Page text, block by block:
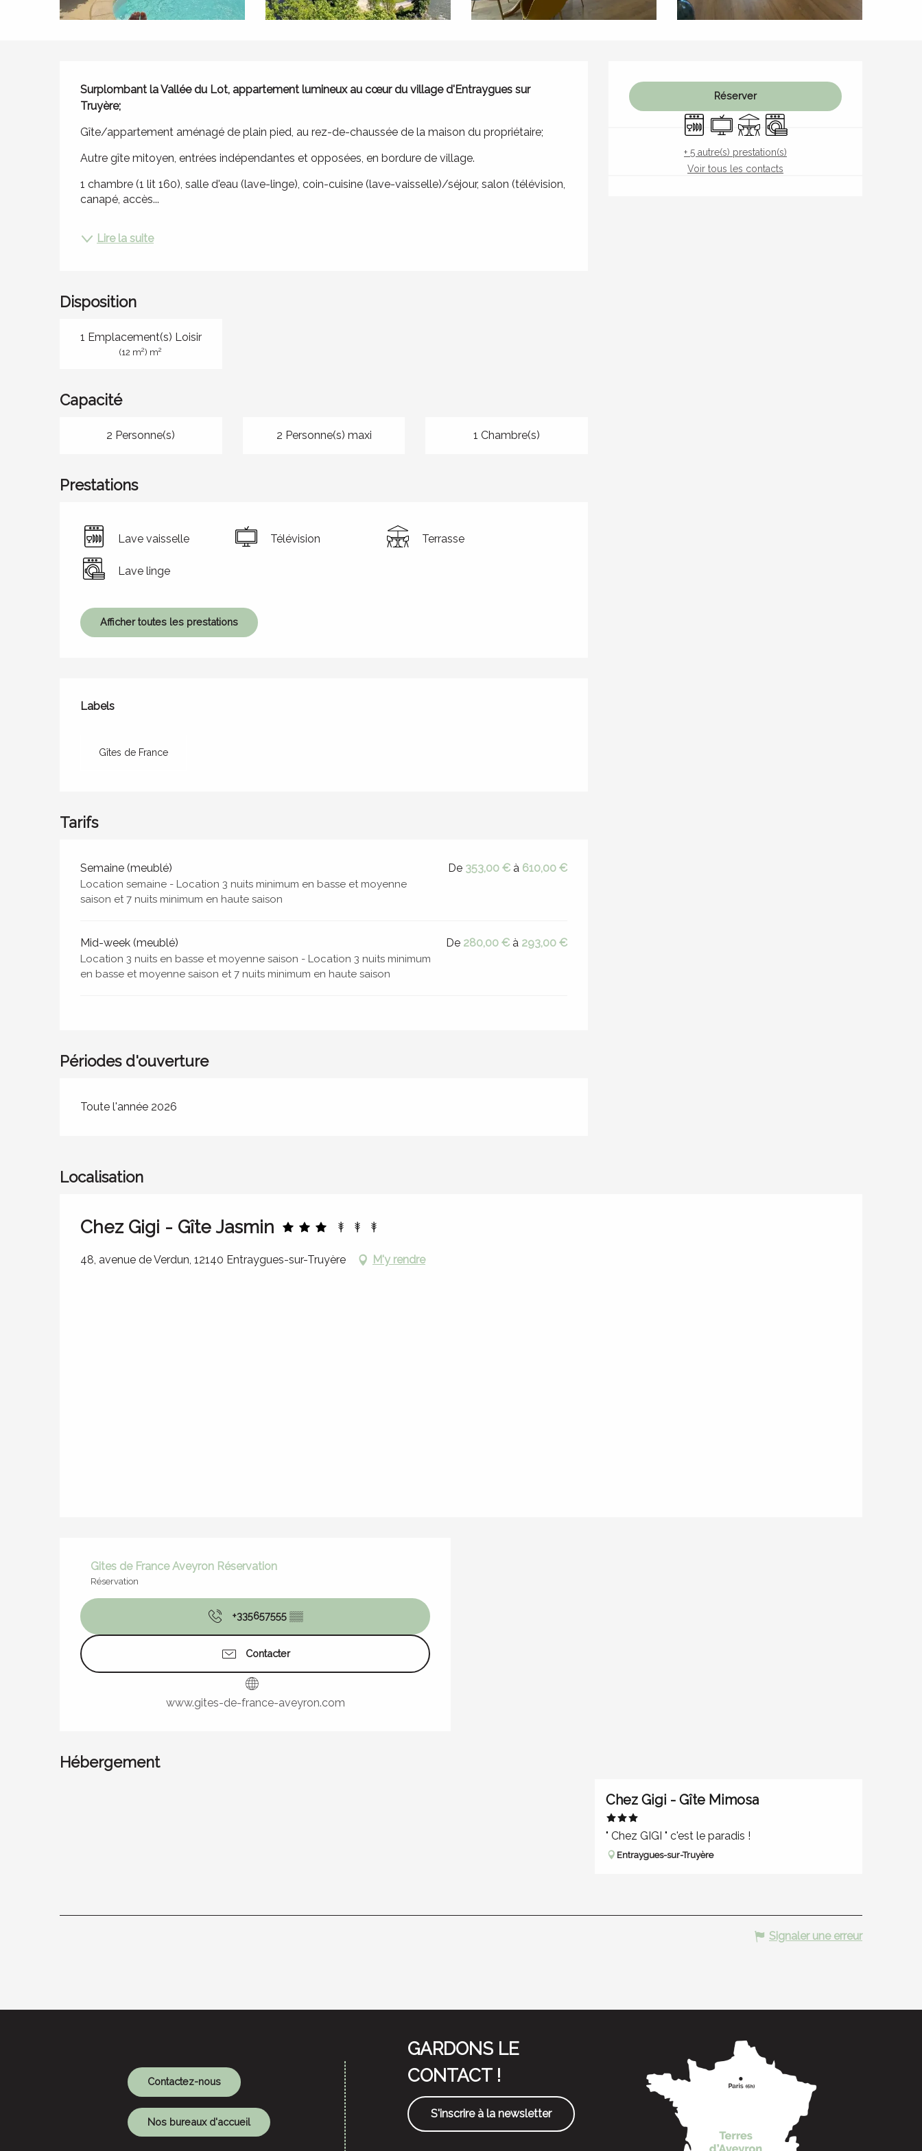
Ouverture et coordonnées
Réserver
Lave vaisselle
TélévisionTerrasseLave linge
+ 5 autre(s) prestation(s)
Voir tous les contacts
Description
Surplombant la Vallée du Lot, appartement lumineux au cœur du village d'Entraygues sur
Truyère;
Gîte/appartement aménagé de plain pied, au rez-de-chaussée de la maison du propriétaire;
Autre gîte mitoyen, entrées indépendantes et opposées, en bordure de village.
1 chambre (1 lit 160), salle d'eau (lave-linge), coin-cuisine (lave-vaisselle)/séjour, salon (télévision,
canapé, accès...
Lire la suite
Disposition
1 Emplacement(s) Loisir
(12 m2) m2
Capacité
2 Personne(s) 2 Personne(s) maxi 1 Chambre(s)
Prestations
Lave vaisselle Télévision Terrasse
Lave linge
Afficher toutes les prestations
Offres de prestations
Labels
Labels
Gîtes de France
Tarifs
Tarifs 2026
Semaine (meublé)
Location semaine - Location 3 nuits minimum en basse et moyenne
saison et 7 nuits minimum en haute saison
De 353,00 € à 610,00 €
Mid-week (meublé)
Location 3 nuits en basse et moyenne saison - Location 3 nuits minimum
en basse et moyenne saison et 7 nuits minimum en haute saison
De 280,00 € à 293,00 €
Périodes d'ouverture
Toute l'année 2026
Localisation
Chez Gigi - Gîte Jasmin
48, avenue de Verdun, 12140 Entraygues-sur-Truyère M'y rendre
Gites de France Aveyron Réservation
Réservation
+335657555 ▒▒
Contacter
www.gites-de-france-aveyron.com
Hébergement
Chez Gigi - Gîte Mimosa
" Chez GIGI " c'est le paradis !
Entraygues-sur-Truyère
Signaler une erreur
Contactez-nous
Nos bureaux d'accueil
GARDONS LE
CONTACT !
S'inscrire à la newsletter